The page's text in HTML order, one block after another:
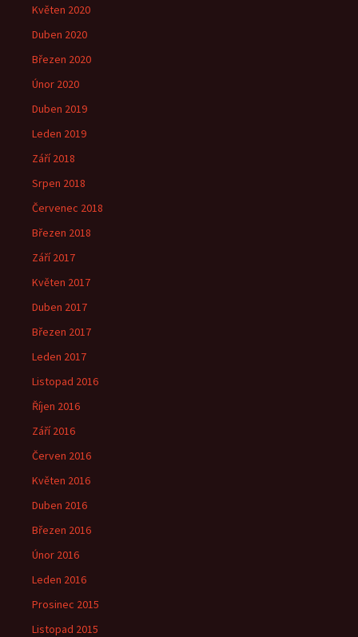
Květen 2020
Duben 2020
Březen 2020
Únor 2020
Duben 2019
Leden 2019
Září 2018
Srpen 2018
Červenec 2018
Březen 2018
Září 2017
Květen 2017
Duben 2017
Březen 2017
Leden 2017
Listopad 2016
Říjen 2016
Září 2016
Červen 2016
Květen 2016
Duben 2016
Březen 2016
Únor 2016
Leden 2016
Prosinec 2015
Listopad 2015